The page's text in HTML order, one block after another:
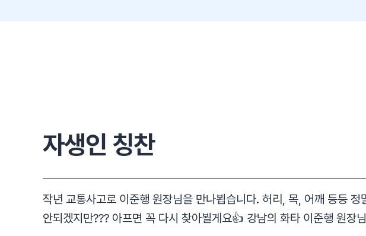
자생인 칭찬
작년 교통사고로 이준행 원장님을 만나뵙습니다. 허리, 목, 어깨 등등
안되겠지만??? 아프면 꼭 다시 찾아뵐게요👍 강남의 화타 이준행 원장